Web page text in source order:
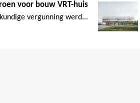
voor bouw VRT-huis
vergunning werd...